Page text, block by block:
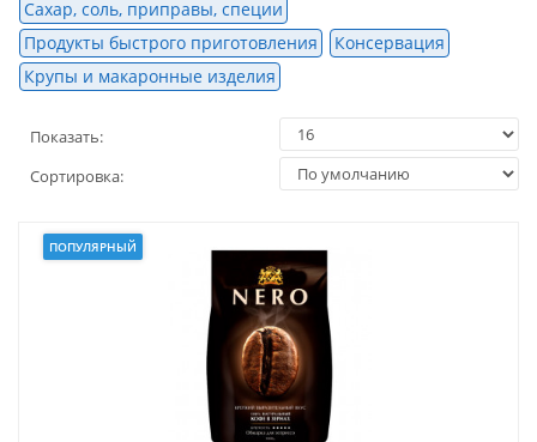
Сахар, соль, приправы, специи
Продукты быстрого приготовления
Консервация
Крупы и макаронные изделия
Показать:
Сортировка:
ПОПУЛЯРНЫЙ